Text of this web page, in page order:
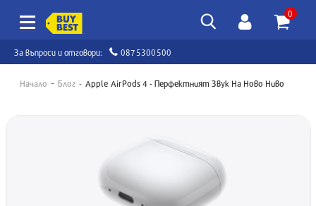
0
За въпроси и отговори: 0875300500
Начало Блог Apple AirPods 4 - Перфектният Звук На Ново Ниво